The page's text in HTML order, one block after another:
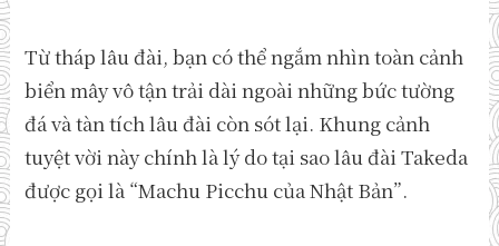
Từ tháp lâu đài, bạn có thể ngắm nhìn toàn cảnh
biển mây vô tận trải dài ngoài những bức tường
đá và tàn tích lâu đài còn sót lại. Khung cảnh
tuyệt vời này chính là lý do tại sao lâu đài Takeda
được gọi là “Machu Picchu của Nhật Bản”.